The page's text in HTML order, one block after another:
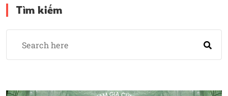
Tìm kiếm